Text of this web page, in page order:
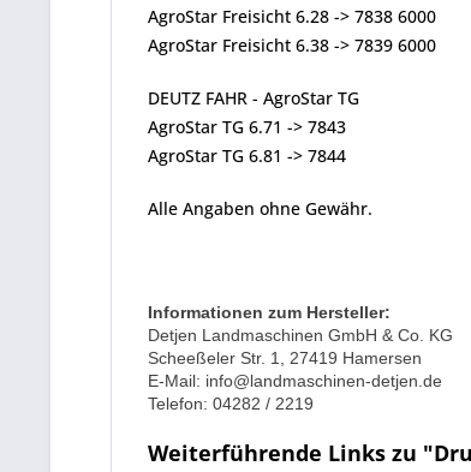
AgroStar Freisicht 6.28 -> 7838 6000
AgroStar Freisicht 6.38 -> 7839 6000
DEUTZ FAHR - AgroStar TG
AgroStar TG 6.71 -> 7843
AgroStar TG 6.81 -> 7844
Alle Angaben ohne Gewähr.
Informationen zum Hersteller:
Detjen Landmaschinen GmbH & Co. KG
Scheeßeler Str. 1, 27419 Hamersen
E-Mail: info@landmaschinen-detjen.de
Telefon: 04282 / 2219
Weiterführende Links zu